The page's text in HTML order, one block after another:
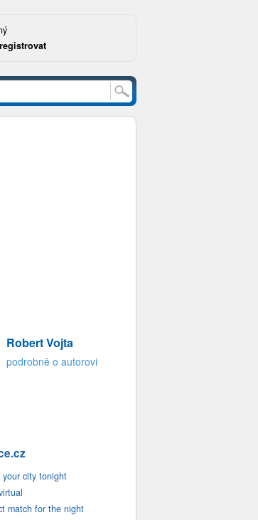
registrovat
Robert Vojta
podrobně o autorovi
city tonight
match for the night